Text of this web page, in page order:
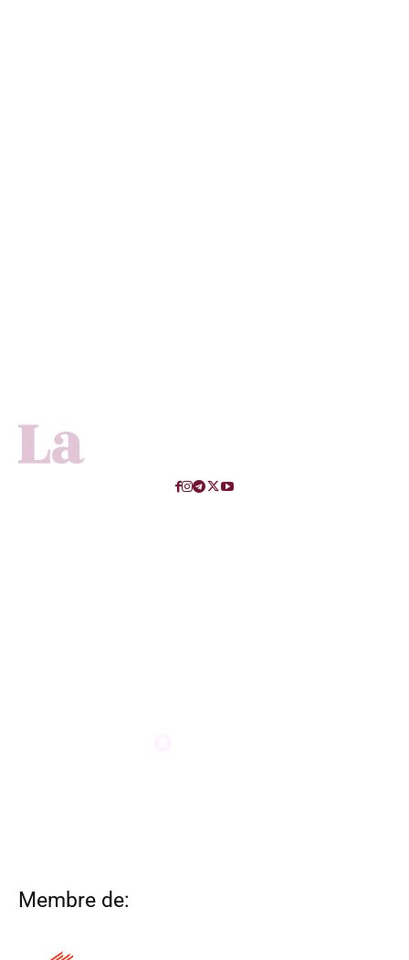
Membre de: